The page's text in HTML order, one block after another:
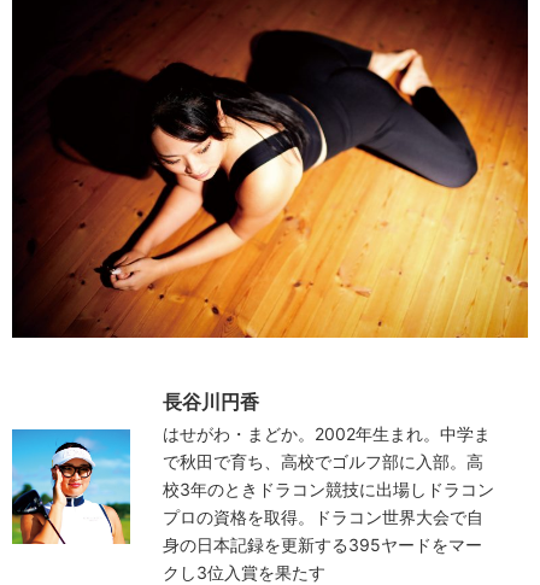
長谷川円香
はせがわ・まどか。2002年生まれ。中学ま
で秋田で育ち、高校でゴルフ部に入部。高
校3年のときドラコン競技に出場しドラコン
プロの資格を取得。ドラコン世界大会で自
身の日本記録を更新する395ヤードをマー
クし3位入賞を果たす